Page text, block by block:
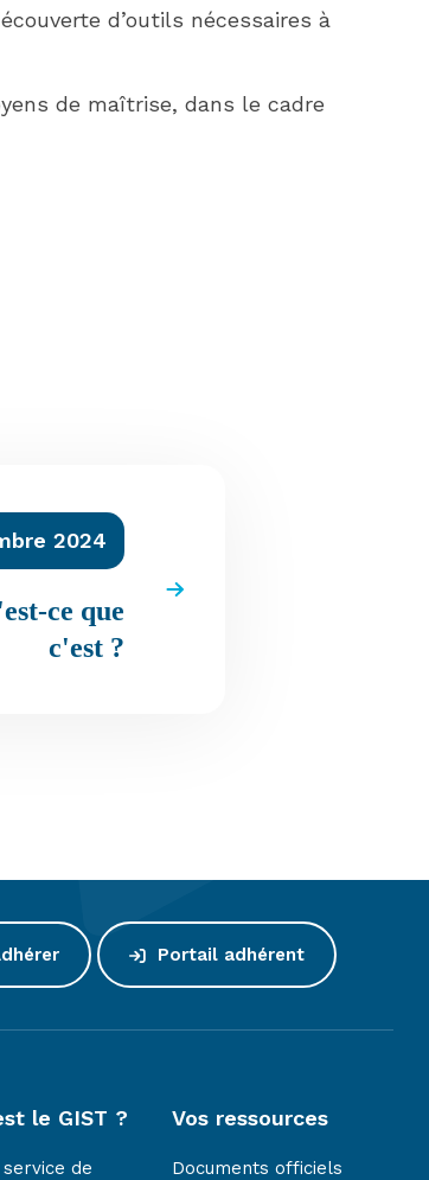
d’outils nécessaires à
de maîtrise, dans le cadre
2024
ce que
c'est ?
Portail adhérent
le GIST ?
de
Vos ressources
Documents officiels